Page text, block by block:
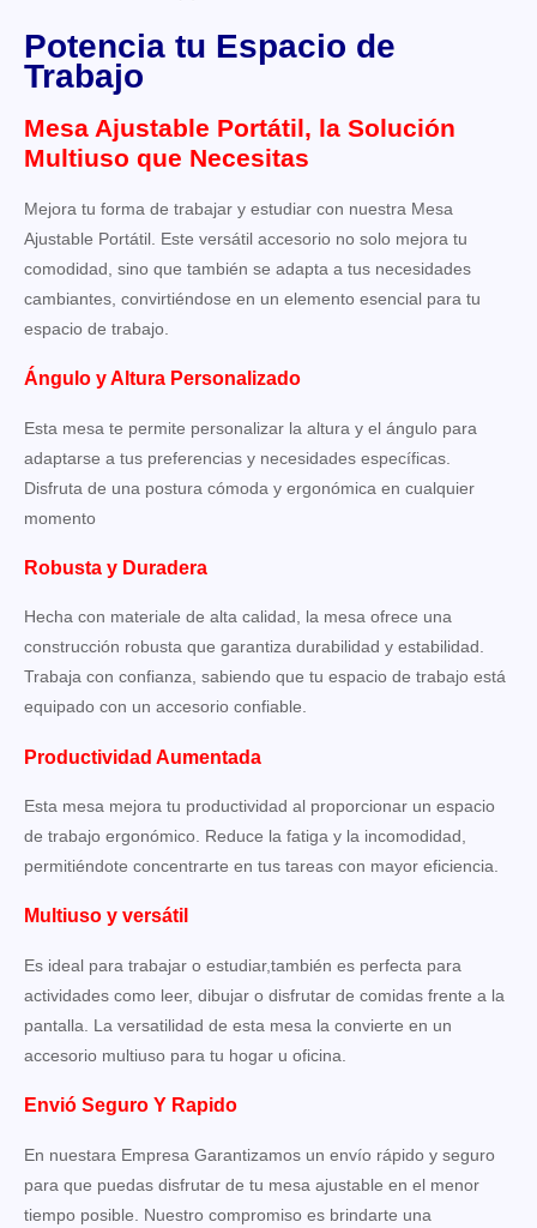
Potencia tu Espacio de
Trabajo
Mesa Ajustable Portátil, la Solución
Multiuso que Necesitas
Mejora tu forma de trabajar y estudiar con nuestra Mesa
Ajustable Portátil. Este versátil accesorio no solo mejora tu
comodidad, sino que también se adapta a tus necesidades
cambiantes, convirtiéndose en un elemento esencial para tu
espacio de trabajo.
Ángulo y Altura Personalizado
Esta mesa te permite personalizar la altura y el ángulo para
adaptarse a tus preferencias y necesidades específicas.
Disfruta de una postura cómoda y ergonómica en cualquier
momento
Robusta y Duradera
Hecha con materiale de alta calidad, la mesa ofrece una
construcción robusta que garantiza durabilidad y estabilidad.
Trabaja con confianza, sabiendo que tu espacio de trabajo está
equipado con un accesorio confiable.
Productividad Aumentada
Esta mesa mejora tu productividad al proporcionar un espacio
de trabajo ergonómico. Reduce la fatiga y la incomodidad,
permitiéndote concentrarte en tus tareas con mayor eficiencia.
Multiuso y versátil
Es ideal para trabajar o estudiar,también es perfecta para
actividades como leer, dibujar o disfrutar de comidas frente a la
pantalla. La versatilidad de esta mesa la convierte en un
accesorio multiuso para tu hogar u oficina.
Envió Seguro Y Rapido
En nuestara Empresa Garantizamos un envío rápido y seguro
para que puedas disfrutar de tu mesa ajustable en el menor
tiempo posible. Nuestro compromiso es brindarte una